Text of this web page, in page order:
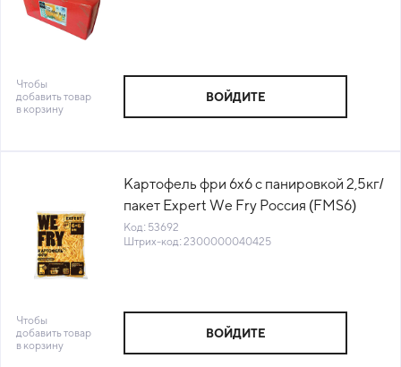
Чтобы
добавить товар
в корзину
ВОЙДИТЕ
Картофель фри 6х6 с панировкой 2,5кг/
пакет Expert We Fry Россия (FMS6)
(КОД 53692) (-18°С)
Код: 53692
Штрих-код: 2300000040425
Чтобы
добавить товар
в корзину
ВОЙДИТЕ